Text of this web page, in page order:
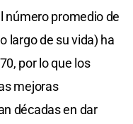
número promedio de
largo de su vida) ha
por lo que los
mejoras
décadas en dar